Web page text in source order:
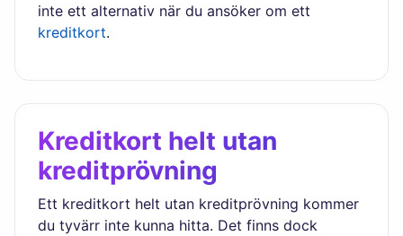
inte ett alternativ när du ansöker om ett
kreditkort.
Kreditkort helt utan
kreditprövning
Ett kreditkort helt utan kreditprövning kommer
du tyvärr inte kunna hitta. Det finns dock